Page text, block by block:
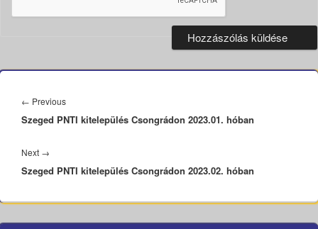
navigáció
← PreviousPrevious
post:
Szeged PNTI kitelepülés Csongrádon 2023.01. hóban
Next →
post:
Szeged PNTI kitelepülés Csongrádon 2023.02. hóban